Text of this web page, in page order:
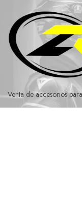
contenido
Venta de accesorios